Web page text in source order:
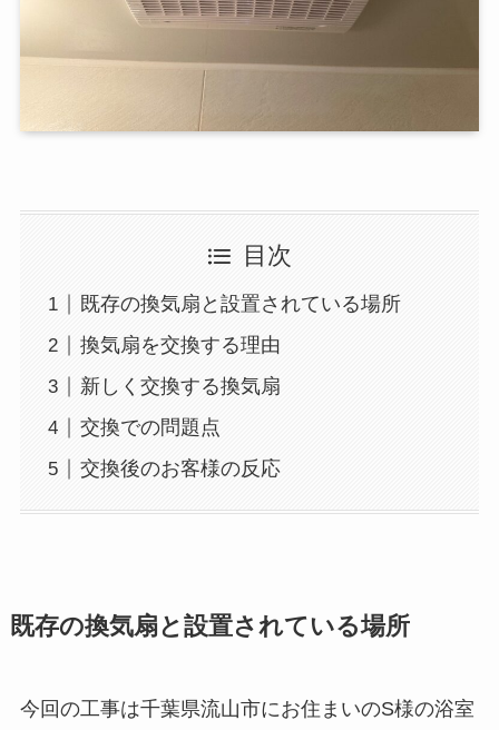
目次
既存の換気扇と設置されている場所
換気扇を交換する理由
新しく交換する換気扇
交換での問題点
交換後のお客様の反応
既存の換気扇と設置されている場所
今回の工事は千葉県流山市にお住まいのS様の浴室